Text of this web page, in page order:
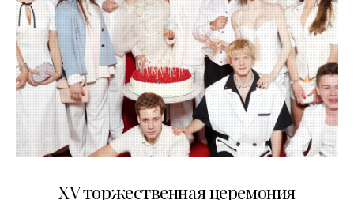
XV торжественная церемония